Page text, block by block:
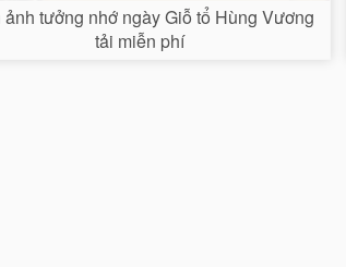
ảnh tưởng nhớ ngày Giỗ tổ Hùng Vương
tải miễn phí